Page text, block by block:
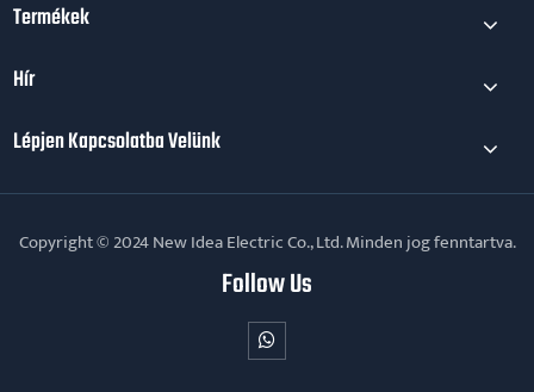
Termékek
Hír
Lépjen Kapcsolatba Velünk
Copyright © 2024 New Idea Electric Co., Ltd. Minden jog fenntartva.
Follow Us